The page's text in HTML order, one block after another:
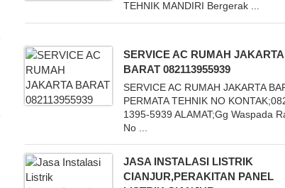
TEHNIK MANDIRI Bergerak ...
SERVICE AC RUMAH JAKARTA
BARAT 082113955939
SERVICE AC RUMAH JAKARTA
PERMATA TEHNIK NO
1395-5939 ALAMAT;Gg Waspada
No ...
JASA INSTALASI LISTRIK
CIANJUR,PERAKITAN PANEL